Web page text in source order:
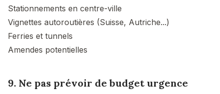
Stationnements en centre-ville
Vignettes autoroutières (Suisse, Autriche...)
Ferries et tunnels
Amendes potentielles
9. Ne pas prévoir de budget urgence